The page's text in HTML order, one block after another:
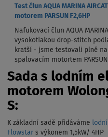
Test člun AQUA MARINA
motorem PARSUN F2,6HP
Nafukovací člun AQUA
vysokotlakou drop-stitch
kratší - jsme testovali plně
spalovacím motortem
Sada s lodním
motorem
S:
K základní sadě přidáváme
Flowstar s výkonem 1,5kW/ 4HP